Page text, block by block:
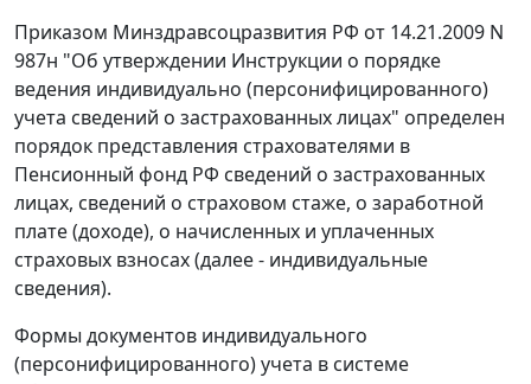
Приказом Минздравсоцразвития РФ от 14.21.2009 N
987н "Об утверждении Инструкции о порядке
ведения индивидуально (персонифицированного)
учета сведений о застрахованных лицах" определен
порядок представления страхователями в
Пенсионный фонд РФ сведений о застрахованных
лицах, сведений о страховом стаже, о заработной
плате (доходе), о начисленных и уплаченных
страховых взносах (далее - индивидуальные
сведения).
Формы документов индивидуального
(персонифицированного) учета в системе